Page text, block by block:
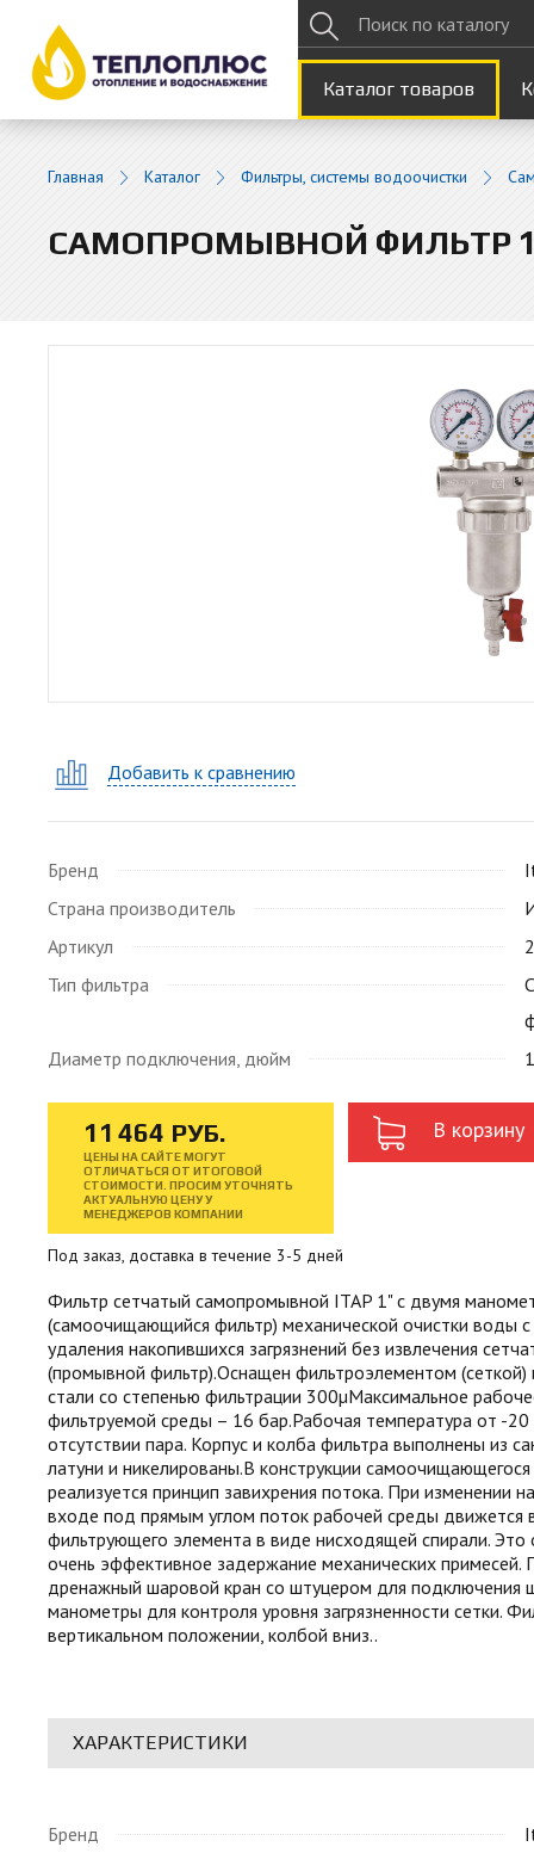
Каталог товаров
Главная Каталог Фильтры, системы водоочистки
САМОПРОМЫВНОЙ ФИЛЬТР
Добавить к сравнению
Бренд
Страна производитель
Артикул
Тип фильтра
Диаметр подключения, дюйм
1
11 464 РУБ.
ЦЕНЫ НА САЙТЕ МОГУТ
ОТЛИЧАТЬСЯ ОТ ИТОГОВОЙ
СТОИМОСТИ. ПРОСИМ УТОЧНЯТЬ
АКТУАЛЬНУЮ ЦЕНУ У
МЕНЕДЖЕРОВ КОМПАНИИ
Под заказ, доставка в течение 3-5 дней
В корзину
Фильтр сетчатый самопромывной ITAP 1" с двумя
(самоочищающийся фильтр) механической очистки воды
удаления накопившихся загрязнений без извлечения
(промывной фильтр).Оснащен фильтроэлементом
стали со степенью фильтрации 300µМаксимальное
фильтруемой среды – 16 бар.Рабочая температура от -20
отсутствии пара. Корпус и колба фильтра выполнены из
латуни и никелированы.В конструкции
реализуется принцип завихрения потока. При изменении
входе под прямым углом поток рабочей среды движется
фильтрующего элемента в виде нисходящей спирали. Это
очень эффективное задержание механических примесей.
дренажный шаровой кран со штуцером для подключения
манометры для контроля уровня загрязненности сетки.
вертикальном положении, колбой вниз..
ХАРАКТЕРИСТИКИ
Бренд